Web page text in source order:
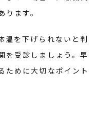
ます。
温を下げられないと判
を受診しましょう。早
ために大切なポイント